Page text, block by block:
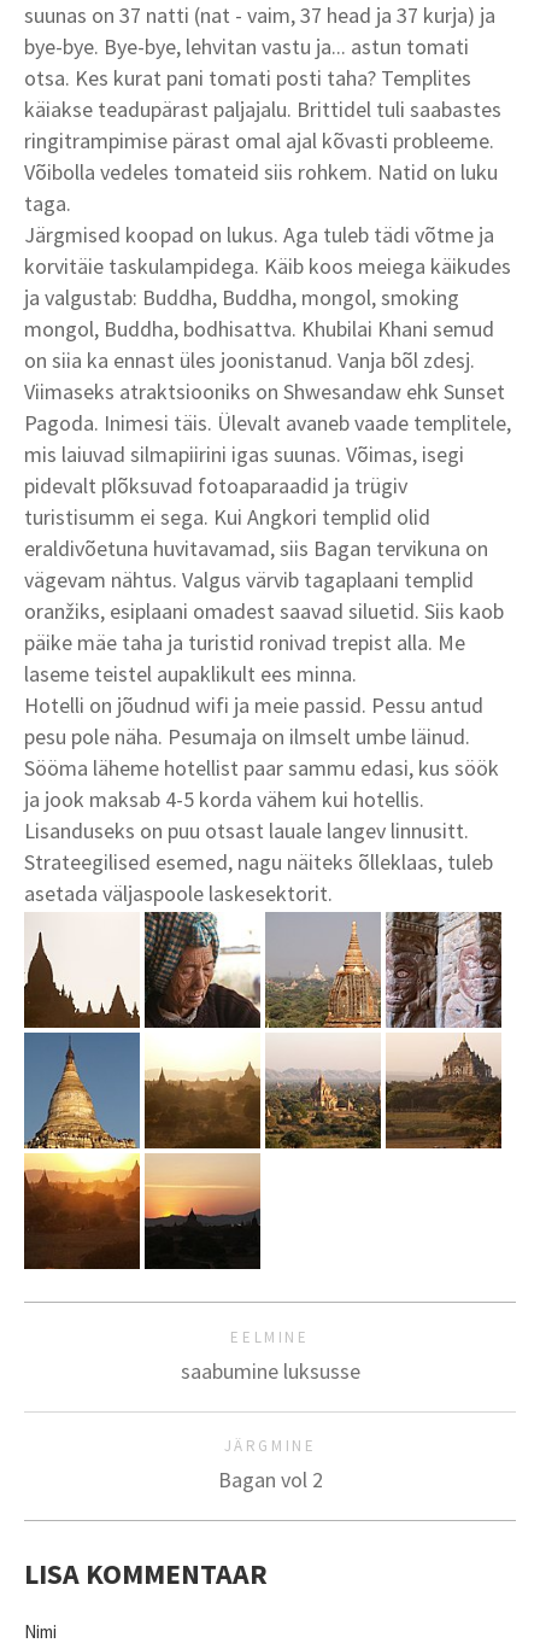
suunas on 37 natti (nat - vaim, 37 head ja 37 kurja) ja
bye-bye. Bye-bye, lehvitan vastu ja... astun tomati
otsa. Kes kurat pani tomati posti taha? Templites
käiakse teadupärast paljajalu. Brittidel tuli saabastes
ringitrampimise pärast omal ajal kõvasti probleeme.
Võibolla vedeles tomateid siis rohkem. Natid on luku
taga.
Järgmised koopad on lukus. Aga tuleb tädi võtme ja
korvitäie taskulampidega. Käib koos meiega käikudes
ja valgustab: Buddha, Buddha, mongol, smoking
mongol, Buddha, bodhisattva. Khubilai Khani semud
on siia ka ennast üles joonistanud. Vanja bõl zdesj.
Viimaseks atraktsiooniks on Shwesandaw ehk Sunset
Pagoda. Inimesi täis. Ülevalt avaneb vaade templitele,
mis laiuvad silmapiirini igas suunas. Võimas, isegi
pidevalt plõksuvad fotoaparaadid ja trügiv
turistisumm ei sega. Kui Angkori templid olid
eraldivõetuna huvitavamad, siis Bagan tervikuna on
vägevam nähtus. Valgus värvib tagaplaani templid
oranžiks, esiplaani omadest saavad siluetid. Siis kaob
päike mäe taha ja turistid ronivad trepist alla. Me
laseme teistel aupaklikult ees minna.
Hotelli on jõudnud wifi ja meie passid. Pessu antud
pesu pole näha. Pesumaja on ilmselt umbe läinud.
Sööma läheme hotellist paar sammu edasi, kus söök
ja jook maksab 4-5 korda vähem kui hotellis.
Lisanduseks on puu otsast lauale langev linnusitt.
Strateegilised esemed, nagu näiteks õlleklaas, tuleb
asetada väljaspoole laskesektorit.
EELMINE
saabumine luksusse
JÄRGMINE
Bagan vol 2
LISA KOMMENTAAR
Nimi